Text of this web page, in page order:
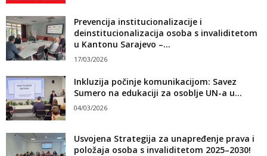
Prevencija institucionalizacije i
deinstitucionalizacija osoba s invaliditetom
u Kantonu Sarajevo –...
17/03/2026
Inkluzija počinje komunikacijom: Savez
Sumero na edukaciji za osoblje UN-a u...
04/03/2026
Usvojena Strategija za unapređenje prava i
položaja osoba s invaliditetom 2025–2030!